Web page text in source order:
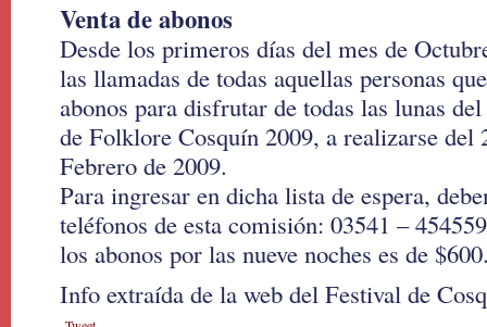
Venta de abonos
Desde los primeros días del mes de
las llamadas de todas aquellas personas
abonos para disfrutar de todas las lunas
de Folklore Cosquín 2009, a realizarse del
Febrero de 2009.
Para ingresar en dicha lista de espera,
teléfonos de esta comisión: 03541 –
los abonos por las nueve noches es de
Info extraída de la web del Festival de